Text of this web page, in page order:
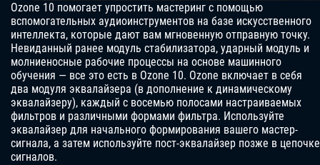
Ozone 10 помогает упростить мастеринг с помощью
вспомогательных аудиоинструментов на базе искусственного
интеллекта, которые дают вам мгновенную отправную точку.
Невиданный ранее модуль стабилизатора, ударный модуль и
молниеносные рабочие процессы на основе машинного
обучения — все это есть в Ozone 10. Ozone включает в себя
два модуля эквалайзера (в дополнение к динамическому
эквалайзеру), каждый с восемью полосами настраиваемых
фильтров и различными формами фильтра. Используйте
эквалайзер для начального формирования вашего мастер-
сигнала, а затем используйте пост-эквалайзер позже в цепочке
сигналов.